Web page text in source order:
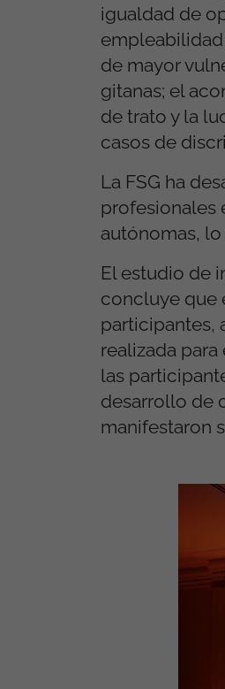
igualdad de
de mayor
gitanas; el
de trato y la
casos de
La FSG ha
profesionales
autónomas,
El estudio de
concluye que
participantes,
realizada
las
desarrollo de
manifestaron